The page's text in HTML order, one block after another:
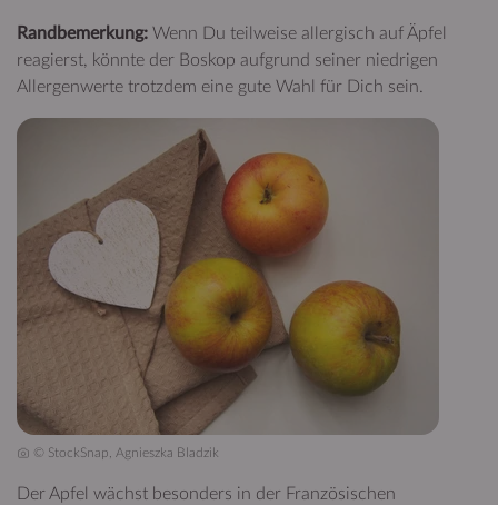
Randbemerkung: Wenn Du teilweise allergisch auf Äpfel
reagierst, könnte der Boskop aufgrund seiner niedrigen
Allergenwerte trotzdem eine gute Wahl für Dich sein.
© StockSnap, Agnieszka Bladzik
Der Apfel wächst besonders in der Französischen